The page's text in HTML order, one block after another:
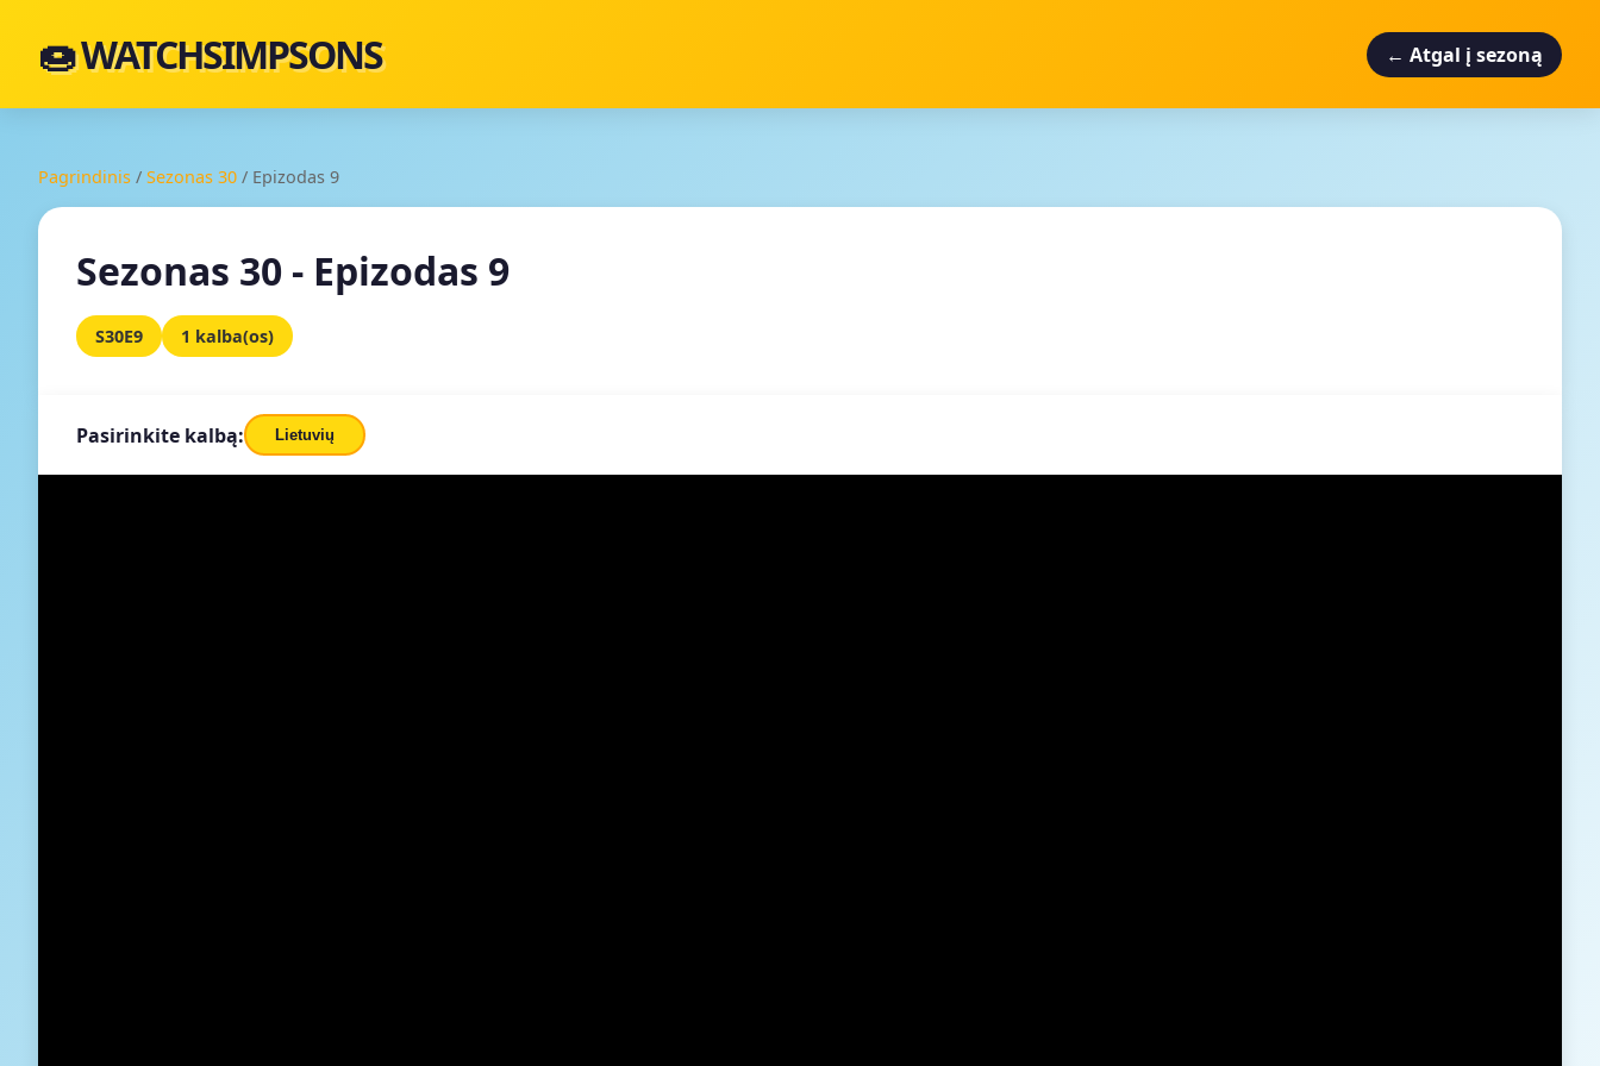
🍩 WATCHSIMPSONS ← Atgal į sezoną
Pagrindinis / Sezonas 30 / Epizodas 9
Sezonas 30 - Epizodas 9
S30E9 1 kalba(os)
Pasirinkite kalbą: Lietuvių